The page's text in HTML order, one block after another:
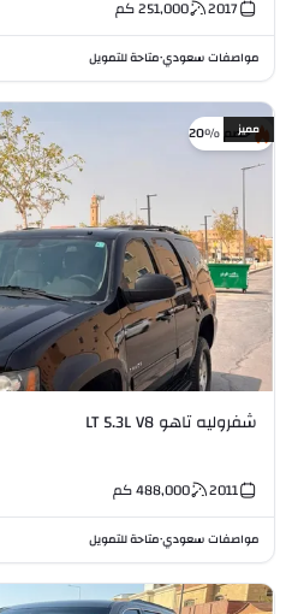
2017
251,000كم
مواصفات سعودي•متاحة للتمويل
خصم %20مميز
شفروليه تاهو LT 5.3L V8
2011
488,000كم
مواصفات سعودي•متاحة للتمويل